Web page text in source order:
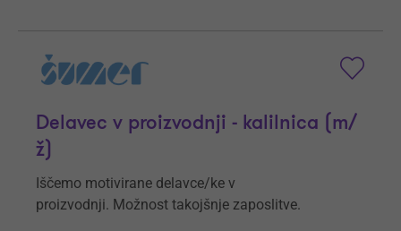
Delavec v proizvodnji - kalilnica (m/
ž)
Iščemo motivirane delavce/ke v
proizvodnji. Možnost takojšnje zaposlitve.